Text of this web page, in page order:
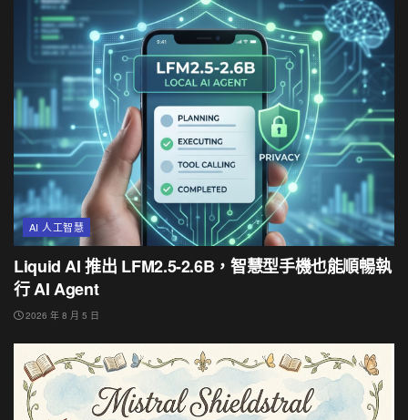
AI 人工智慧
Liquid AI 推出 LFM2.5-2.6B，智慧型手機也能順暢執
行 AI Agent
2026 年 8 月 5 日